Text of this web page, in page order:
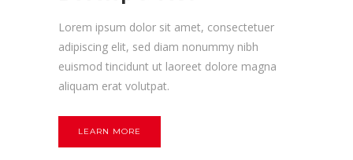
Lorem ipsum dolor sit amet, consectetuer
adipiscing elit, sed diam nonummy nibh
euismod tincidunt ut laoreet dolore magna
aliquam erat volutpat.
LEARN MORE